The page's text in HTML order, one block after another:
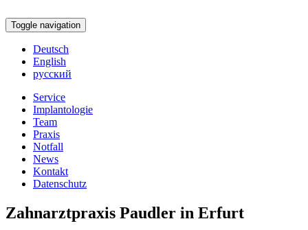
Toggle navigation
Deutsch
English
русский
Service
Implantologie
Team
Praxis
Notfall
News
Kontakt
Datenschutz
Zahnarztpraxis Paudler in Erfurt